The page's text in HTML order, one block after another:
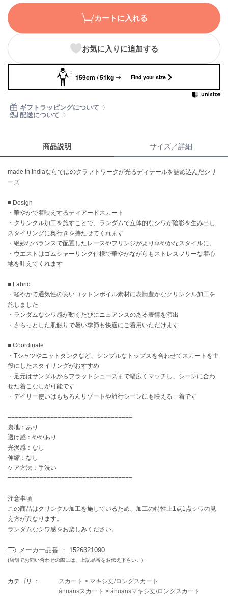
バンドリヤー
Barbour
バブアー
Beyond Closet
ビヨンドクローゼット
Calvin Klein
カルバン・クライン
CODE A
コードエー
COLE HAAN
コール ハーン
コンバース
DANSKIN
ダンスキン
EIMY ISTOIRE
エイミー イストワール
emmi
emmi atelier
エミ アトリエ
emmi yoga
エミヨガ
アイ
FILA
カートに入れる
お気に入りに追加する
159cm / 51kg Find your size
ギフトラッピングについて
配送について
商品説明 サイズ／詳細
made in Indiaならではのクラフトワークが光るディテールを詰め込んだシリ
ーズ
■ Design
・華やかで着映えするティアードスカート
・クリンクル加工を施すことで、ランダムで立体的なシワが陰影を生み出し
スタイリングに奥行きを持たせてくれます
・絶妙なパランスで配置したレースやフリンジがより華やかなスタイルに。
・ウエストはゴムシャーリング仕様で華やかながらもストレスフリーな着心
地を叶えてくれます
■ Fabric
・軽やかで通気性の良いコットンボイル素材に表情豊かなクリンクル加工を
施しました
・ランダムなシワ感が動くたびにニュアンスのある表情を演出
・さらっとした肌触りで暑い季節も快適にご着用いただけます
■ Coordinate
・Tシャツやニットタンクなど、シンプルなトップスを合わせてスカートを主
役にしたスタイリングがおすすめ
・足元はサンダルからフラットシューズまで幅広くマッチし、シーンに合わ
せた着こなしが可能です
・デイリー使いはもちろんリゾートや旅行シーンにも映える一着です
===================================
裏地：あり
透け感：ややあり
光沢感：なし
伸縮：なし
ケア方法：手洗い
===================================
注意事項
この商品はクリンクル加工を施しているため、加工の特性上1点1点シワの見
え方が異なります。
ランダムなシワ感をお楽しみください。
メーカー品番 ： 1526321090
(店舗でお問い合わせの際には、上記品番をお伝え下さい。)
カテゴリ ： スカート > マキシ丈/ロングスカート
ánuansスカート > ánuansマキシ丈/ロングスカート